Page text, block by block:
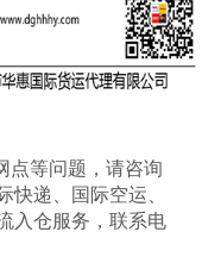
点等问题，请咨询
快递、国际空运、
入仓服务，联系电